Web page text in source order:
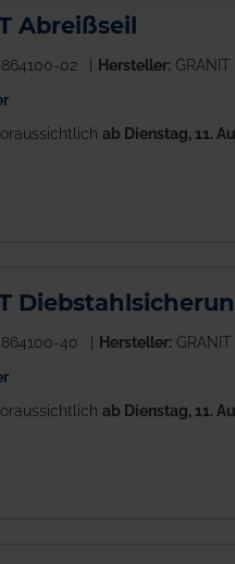
Abreißseil
864100-02 Hersteller:GRANIT
ab Dienstag, 11.
864100-40 Hersteller:GRANIT
ab Dienstag, 11.